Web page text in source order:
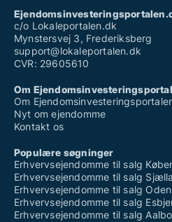
c/o Lokaleportalen.dk
Mynstersvej 3, Frederiksberg
support@lokaleportalen.dk
CVR: 29605610
Om
Om
Nyt om ejendomme
Kontakt os
Populære søgninger
Erhvervsejendomme til salg
Erhvervsejendomme til salg
Erhvervsejendomme til salg
Erhvervsejendomme til salg
Erhvervsejendomme til salg